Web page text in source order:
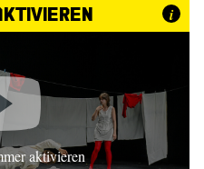
i
aktivieren